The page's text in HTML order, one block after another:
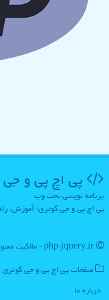
پی اچ پی و جی
برنامه نویسی تحت وب
پی اچ پی و جی کوئری؛ آموزش،
صفحات پی اچ پی و جی كوئری
درباره ما